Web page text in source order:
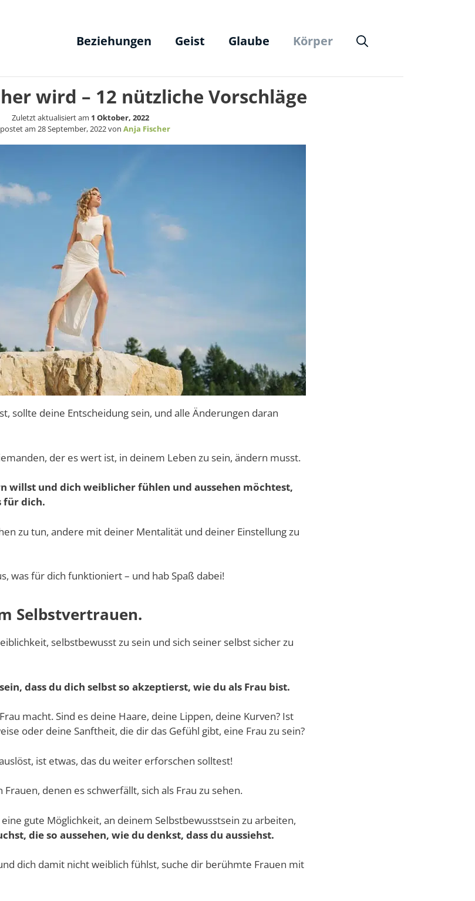
Beziehungen Geist Glaube Körper
wird – 12 nützliche Vorschläge
Zuletzt aktualisiert am 1 Oktober, 2022
am 28 September, 2022von Anja Fischer
sollte deine Entscheidung sein, und alle Änderungen daran
der es wert ist, in deinem Leben zu sein, ändern musst.
willst und dich weiblicher fühlen und aussehen möchtest,
für dich.
zu tun, andere mit deiner Mentalität und deiner Einstellung zu
was für dich funktioniert – und hab Spaß dabei!
Selbstvertrauen.
selbstbewusst zu sein und sich seiner selbst sicher zu
dass du dich selbst so akzeptierst, wie du als Frau bist.
macht. Sind es deine Haare, deine Lippen, deine Kurven? Ist
oder deine Sanftheit, die dir das Gefühl gibt, eine Frau zu sein?
ist etwas, das du weiter erforschen solltest!
denen es schwerfällt, sich als Frau zu sehen.
gute Möglichkeit, an deinem Selbstbewusstsein zu arbeiten,
die so aussehen, wie du denkst, dass du aussiehst.
dich damit nicht weiblich fühlst, suche dir berühmte Frauen mit